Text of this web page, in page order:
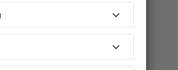
Cât costă cazarea în Guiglo?